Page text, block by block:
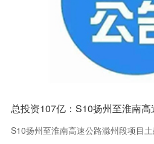
总投资107亿：S10扬州至淮南
S10扬州至淮南高速公路滁州段项目